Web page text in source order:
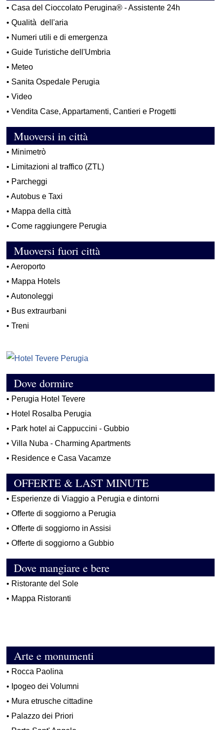
•Casa del Cioccolato Perugina® - Assistente 24h
•Qualità dell'aria
• Numeri utili e di emergenza
•Guide Turistiche dell'Umbria
• Meteo
• Sanita Ospedale Perugia
•Video
•Vendita Case, Appartamenti, Cantieri e Progetti
Muoversi in città
• Minimetrò
• Limitazioni al traffico (ZTL)
• Parcheggi
•Autobus e Taxi
• Mappa della città
•Come raggiungere Perugia
Muoversi fuori città
•Aeroporto
• Mappa Hotels
•Autonoleggi
• Bus extraurbani
•Treni
Dove dormire
• Perugia Hotel Tevere
• Hotel Rosalba Perugia
• Park hotel ai Cappuccini - Gubbio
•Villa Nuba - Charming Apartments
• Residence e Casa Vacamze
OFFERTE & LAST MINUTE
• Esperienze di Viaggio a Perugia e dintorni
•Offerte di soggiorno a Perugia
•Offerte di soggiorno in Assisi
•Offerte di soggiorno a Gubbio
Dove mangiare e bere
• Ristorante del Sole
• Mappa Ristoranti
Arte e monumenti
• Rocca Paolina
• Ipogeo dei Volumni
• Mura etrusche cittadine
• Palazzo dei Priori